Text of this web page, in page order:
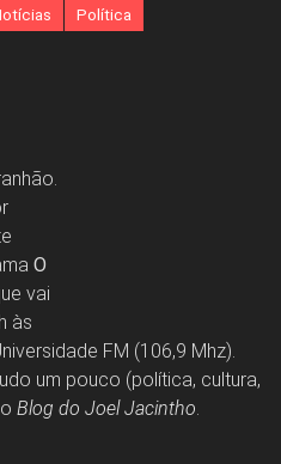
Política
O
vai
às
FM (106,9 Mhz).
um pouco (política, cultura,
Blog do Joel Jacintho